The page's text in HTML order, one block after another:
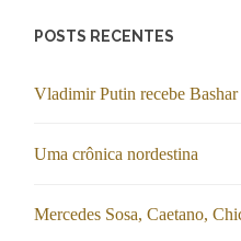
POSTS RECENTES
Vladimir Putin recebe
Uma crônica nordestina
Mercedes Sosa, Caetano,